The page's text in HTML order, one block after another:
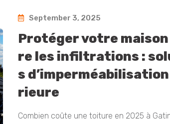
September 3, 2025
Protéger votre
re les infiltrations :
s
rieure
Combien coûte une toiture en 2025 à